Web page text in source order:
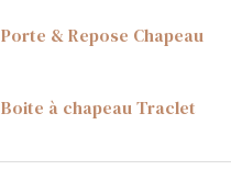
Porte & Repose Chapeau
Boite à chapeau Traclet